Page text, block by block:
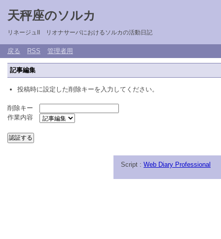
天秤座のソルカ
リネージュII リオナサーバにおけるソルカの活動日記
戻る RSS 管理者用
記事編集
投稿時に設定した削除キーを入力してください。
削除キー
作業内容
Script : Web Diary Professional